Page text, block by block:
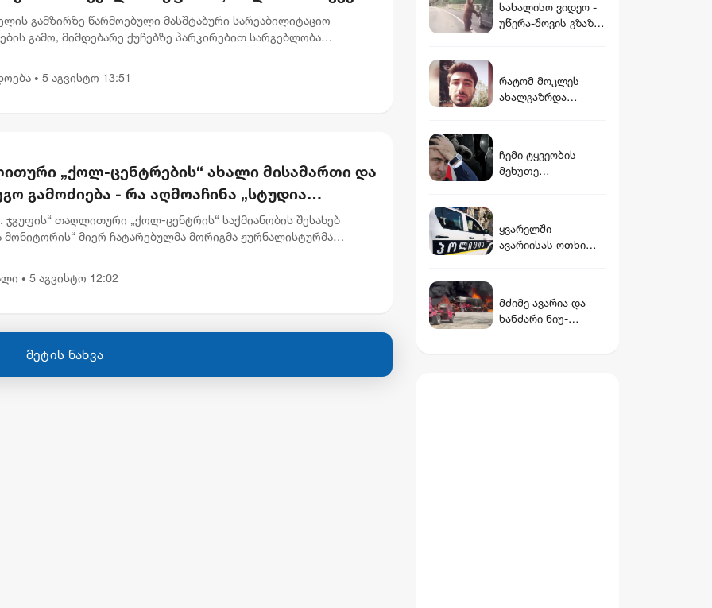
კომერციული ფართების
გათავისუფლდებიან გადასახადებისგან
გამზირზე წარმოებული მასშტაბური სარეაბილიტაციო
გამო, მიმდებარე ქუჩებზე პარკირებით სარგებლობა
გადასასვლელე...
• 5 აგვისტო 13:51
„ქოლ-ცენტრების“ ახალი მისამართი და
გამოძიება - რა აღმოაჩინა „სტუდია
ჯგუფის“ თაღლითური „ქოლ-ცენტრის“ საქმიანობის შესახებ
მონიტორის“ მიერ ჩატარებულმა მორიგმა ჟურნალისტურმა
• 5 აგვისტო 12:02
მეტის ნახვა
სახალისო ვიდეო -
უწერა-შოვის გზაზე
რატომ მოკლეს
ახალგაზრდა
ჩემი ტყვეობის
მეხუთე
მეგობარი:
კრიმინალი,
სააკაშვილი
ყვარელში
ავარიისას ოთხი
მძიმე ავარია და
ხანძარი ნიუ-